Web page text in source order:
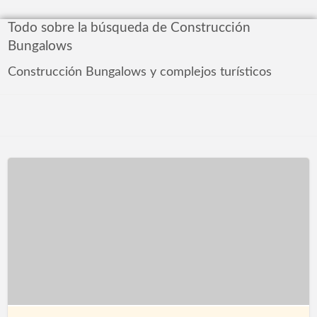
Todo sobre la búsqueda de Construcción
Bungalows
Construcción Bungalows y complejos turísticos